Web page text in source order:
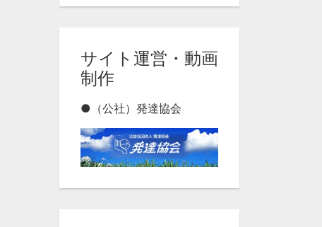
サイト運営・動画
制作
●（公社）発達協会